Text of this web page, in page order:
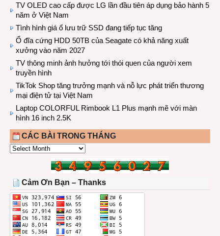
TV OLED cao cấp được LG lần đầu tiên áp dụng bảo hành 5
năm ở Việt Nam
Tình hình giá ổ lưu trữ SSD đang tiếp tục tăng
Ổ đĩa cứng HDD 50TB của Seagate có khả năng xuất
xưởng vào năm 2027
TV thông minh ảnh hưởng tới thói quen của người xem
truyền hình
TikTok Shop tăng trưởng mạnh và nỗ lực phát triển thương
mại điện tử tại Việt Nam
Laptop COLORFUL Rimbook L1 Plus mạnh mẽ với màn
hình 16 inch 2.5K
CÁC BÀI TRONG THÁNG
CÁC
THÁNG
Cảm Ơn Bạn – Thanks